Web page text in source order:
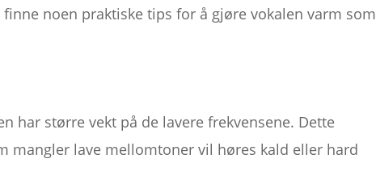
noen praktiske tips for å gjøre vokalen varm som
har større vekt på de lavere frekvensene. Dette
mangler lave mellomtoner vil høres kald eller hard